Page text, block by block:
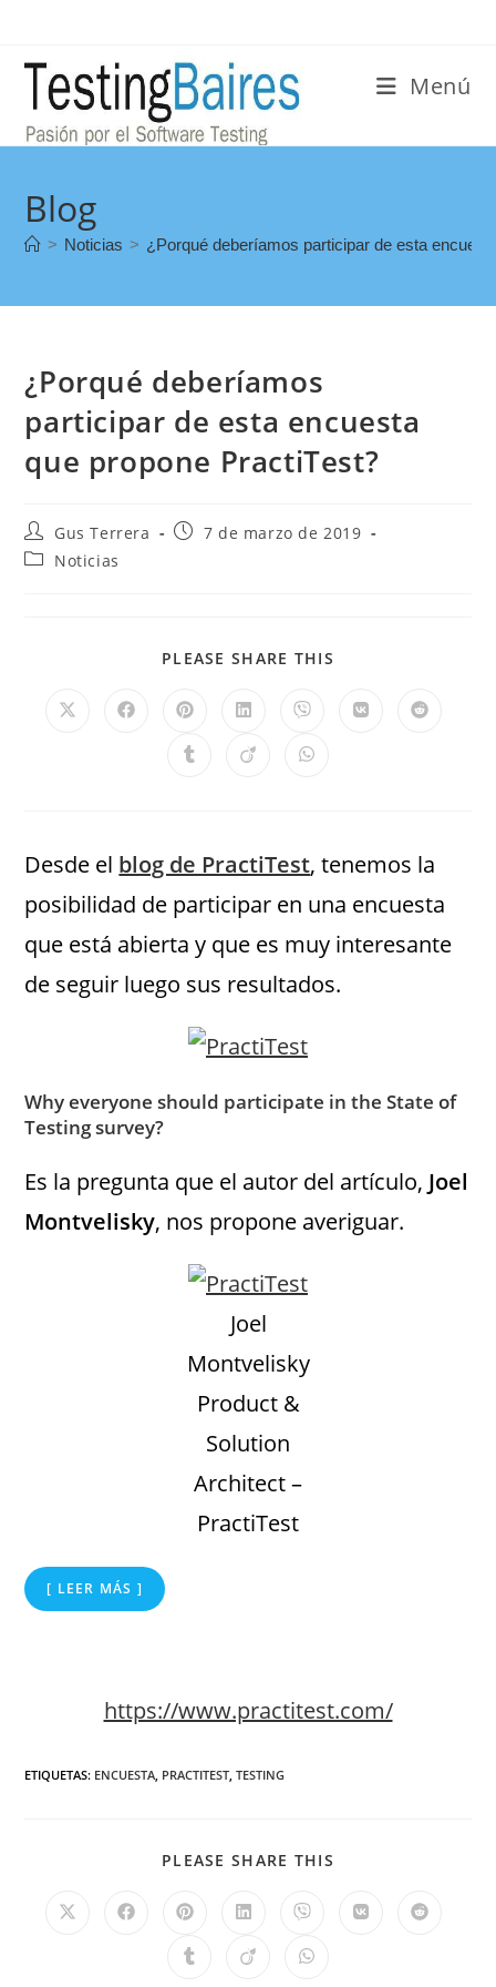
Menú
Blog
> Noticias > ¿Porqué deberíamos participar de esta
¿Porqué deberíamos
participar de esta encuesta
que propone PractiTest?
Gus Terrera
7 de marzo de 2019
Noticias
PLEASE SHARE THIS
Desde el blog de PractiTest, tenemos la
posibilidad de participar en una encuesta
que está abierta y que es muy interesante
de seguir luego sus resultados.
Why everyone should participate in the State of
Testing survey?
Es la pregunta que el autor del artículo, Joel
Montvelisky, nos propone averiguar.
Joel
Montvelisky
Product &
Solution
Architect –
PractiTest
[ LEER MÁS ]
https://www.practitest.com/
ETIQUETAS: ENCUESTA, PRACTITEST, TESTING
PLEASE SHARE THIS